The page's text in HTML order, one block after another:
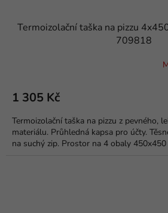
Termoizolační taška na pizzu
709818
1 305 Kč
Termoizolační taška na pizzu z pevného,
materiálu. Průhledná kapsa pro účty.
na suchý zip. Prostor na 4 obaly 450x450